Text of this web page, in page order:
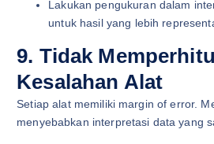
Lakukan pengukuran dalam
untuk hasil yang lebih
9. Tidak
Kesalahan Alat
Setiap alat memiliki margin of error.
menyebabkan interpretasi data yang